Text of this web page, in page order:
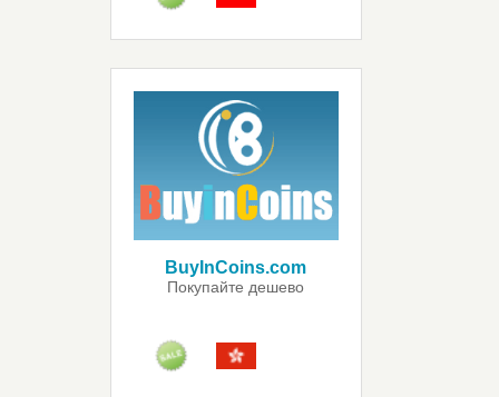
BuyInCoins.com
Покупайте дешево